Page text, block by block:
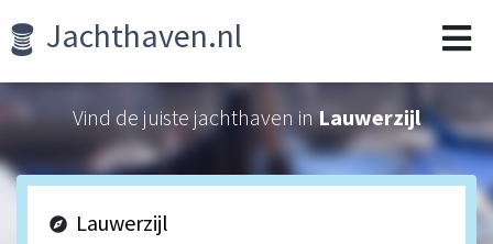
Jachthaven.nl
Vind de juiste jachthaven inLauwerzijl